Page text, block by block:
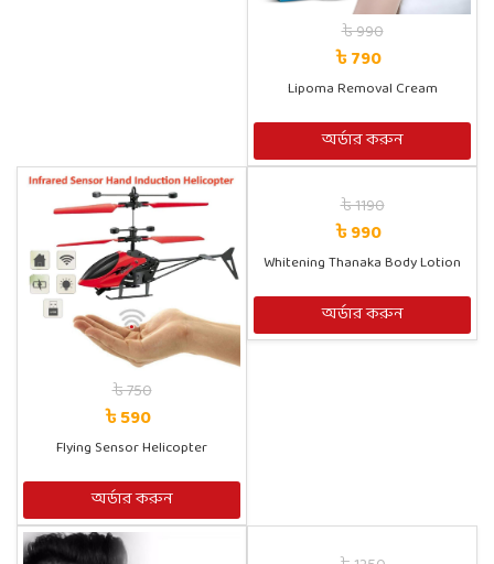
৳ 790
৳ 990
Lipoma Removal Cream
অর্ডার করুন
৳ 590
৳ 750
Flying Sensor Helicopter
অর্ডার করুন
৳ 990
৳ 1190
Whitening Thanaka Body Lotion
অর্ডার করুন